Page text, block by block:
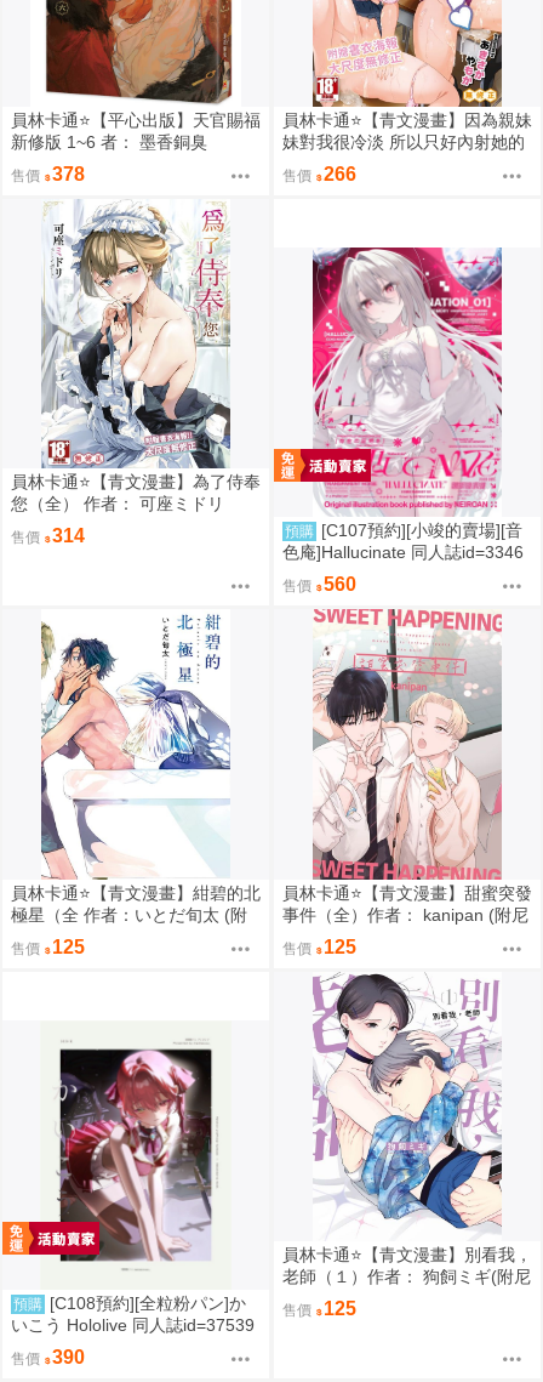
員林卡通⭐️【平心出版】天官賜福
新修版 1~6 者： 墨香銅臭
售價 378
員林卡通⭐️【青文漫畫】因為親妹
妹對我很冷淡 所以只好內射她的
好朋友（全） 作者： あきさかや
もか
售價 266
員林卡通⭐️【青文漫畫】為了侍奉
您（全） 作者： 可座ミドリ
售價 314 預購 [C107預約][小竣的賣場][音
色庵]Hallucinate 同人誌id=3346
售價 560
員林卡通⭐️【青文漫畫】紺碧的北
極星（全 作者：いとだ旬太 (附
尼采書套)
售價 125
員林卡通⭐️【青文漫畫】甜蜜突發
事件（全）作者： kanipan (附尼
采書套)
售價 125
預購 [C108預約][全粒粉パン]か
いこう Hololive 同人誌id=37539
89
售價 390
員林卡通⭐️【青文漫畫】別看我，
老師（１）作者： 狗飼ミギ(附尼
采書套)
售價 125